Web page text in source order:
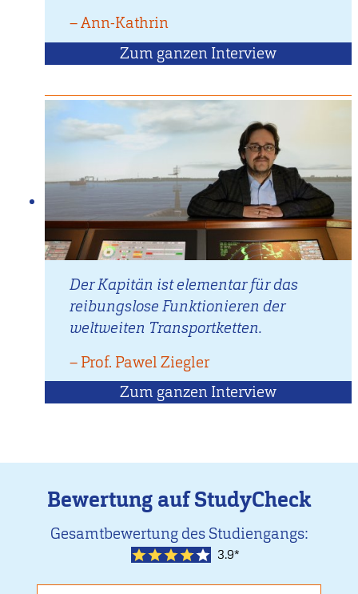
–Zitat
von
Ann-Kathrin
Zum ganzen Interview
Kathrin
Der Kapitän ist elementar für das
reibungslose Funktionieren der
weltweiten Transportketten.
– Zitat
von
Prof. Pawel Ziegler
Zum ganzen Interview
Ziegler
Bewertung auf StudyCheck
Gesamtbewertung des Studiengangs:
3.9*